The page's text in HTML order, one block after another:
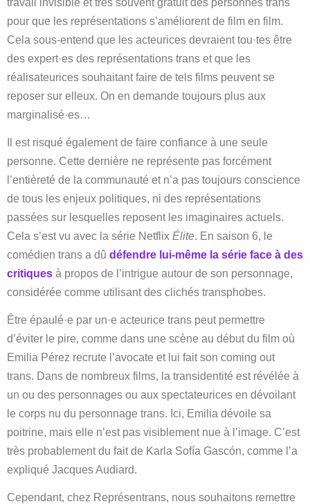
travail invisible et très souvent gratuit des personnes trans
pour que les représentations s’améliorent de film en film.
Cela sous-entend que les acteurices devraient tou·tes être
des expert·es des représentations trans et que les
réalisateurices souhaitant faire de tels films peuvent se
reposer sur elleux. On en demande toujours plus aux
marginalisé·es…
Il est risqué également de faire confiance à une seule
personne. Cette dernière ne représente pas forcément
l’entièreté de la communauté et n’a pas toujours conscience
de tous les enjeux politiques, ni des représentations
passées sur lesquelles reposent les imaginaires actuels.
Cela s’est vu avec la série Netflix Élite. En saison 6, le
comédien trans a dû défendre lui-même la série face à des
critiques à propos de l’intrigue autour de son personnage,
considérée comme utilisant des clichés transphobes.
Être épaulé·e par un·e acteurice trans peut permettre
d’éviter le pire, comme dans une scène au début du film où
Emilia Pérez recrute l’avocate et lui fait son coming out
trans. Dans de nombreux films, la transidentité est révélée à
un ou des personnages ou aux spectateurices en dévoilant
le corps nu du personnage trans. Ici, Emilia dévoile sa
poitrine, mais elle n’est pas visiblement nue à l’image. C’est
très probablement du fait de Karla Sofía Gascón, comme l’a
expliqué Jacques Audiard.
Cependant, chez Représentrans, nous souhaitons remettre